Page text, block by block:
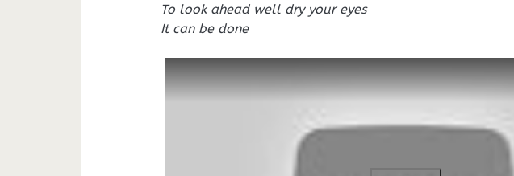
To look ahead well dry your eyes
It can be done